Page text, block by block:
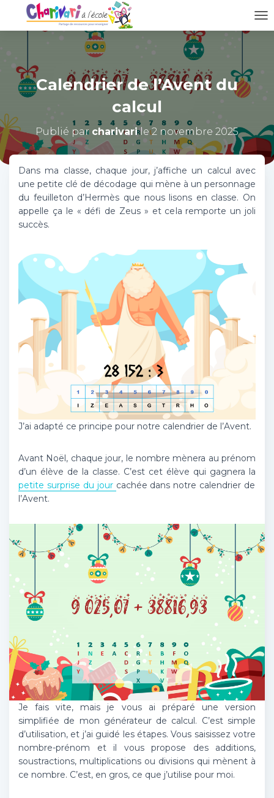
N
A
V
Calendrier de l’Avent du
calcul
Publié par charivarile2 novembre 2025
Dans ma classe, chaque jour, j’affiche un calcul avec
une petite clé de décodage qui mène à un personnage
du feuilleton d’Hermès que nous lisons en classe. On
appelle ça le « défi de Zeus » et cela remporte un joli
succès.
J’ai adapté ce principe pour notre calendrier de l’Avent.
Avant Noël, chaque jour, le nombre mènera au prénom
d’un élève de la classe. C’est cet élève qui gagnera la
petite surprise du jour cachée dans notre calendrier de
l’Avent.
Je fais vite, mais je vous ai préparé une version
simplifiée de mon générateur de calcul. C’est simple
d’utilisation, et j’ai guidé les étapes. Vous saisissez votre
nombre-prénom et il vous propose des additions,
soustractions, multiplications ou divisions qui mènent à
ce nombre. C’est, en gros, ce que j’utilise pour moi.